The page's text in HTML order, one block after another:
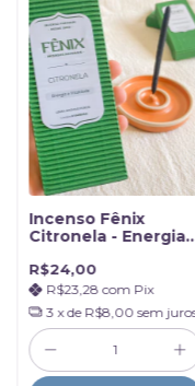
Incenso Fênix
Citronela - Energia
R$24,00
R$23,28 com Pix
3 x de R$8,00 sem